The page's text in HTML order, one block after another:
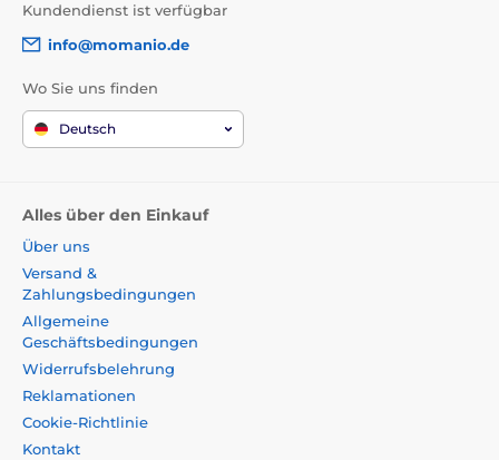
Kundendienst ist verfügbar
info@momanio.de
Wo Sie uns finden
Deutsch
Alles über den Einkauf
Über uns
Versand &
Zahlungsbedingungen
Allgemeine
Geschäftsbedingungen
Widerrufsbelehrung
Reklamationen
Cookie-Richtlinie
Kontakt